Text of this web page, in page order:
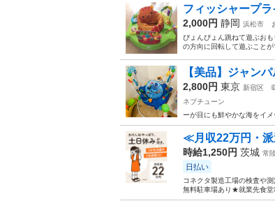
フィッシャープ
2,000円 静岡 浜松市
ぴょんぴょん跳ねて遊ぶお
の方向に回転して遊ぶこと
【美品】ジャン
2,800円 東京 新宿区
ネプチューン
ーが目にも鮮やかな海をイメ
≪月収22万円・
時給1,250円 茨城 常
日払い
コネクタ製造工場の検査や
無料駐車場あり★就業先食堂